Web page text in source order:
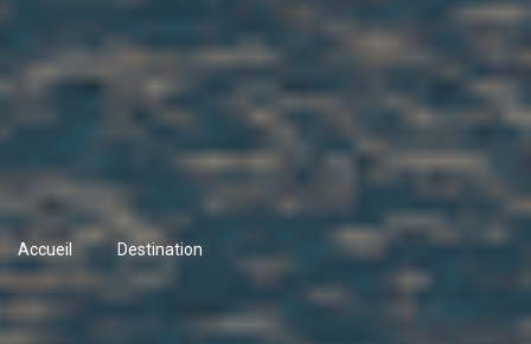
Accueil Destination